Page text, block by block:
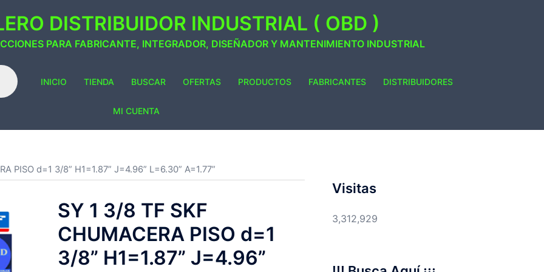
DISTRIBUIDOR INDUSTRIAL ( OBD )
PARA FABRICANTE, INTEGRADOR, DISEÑADOR Y MANTENIMIENTO INDUSTRIAL
INICIO TIENDA BUSCAR OFERTAS PRODUCTOS FABRICANTES DISTRIBUIDORES
MI CUENTA
PISO d=1 3/8” H1=1.87” J=4.96” L=6.30” A=1.77”
SY 1 3/8 TF SKF
CHUMACERA PISO d=1
3/8” H1=1.87” J=4.96”
Visitas
3,312,929